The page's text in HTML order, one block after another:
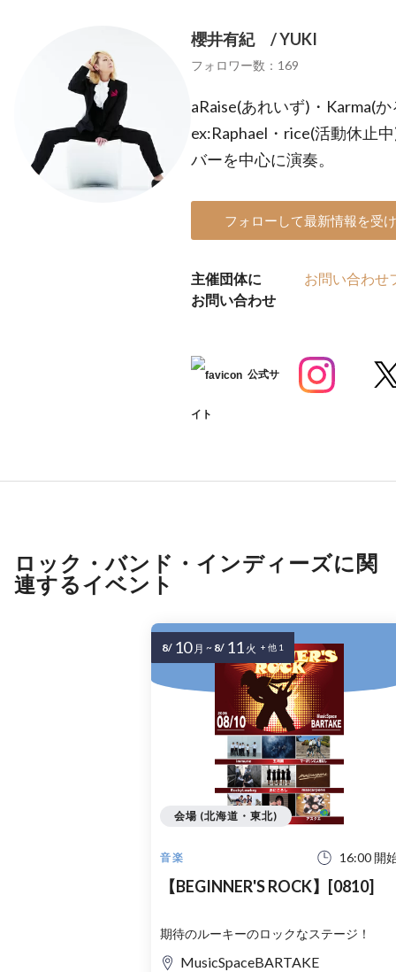
櫻井有紀 / YUKI
フォロワー数：169
aRaise(あれいず)・Karma(
ex:Raphael・rice(活動休止
バーを中心に演奏。
フォローして最新情報を受
主催団体に
お問い合わせ
お問い合わせ
公式サ
イト
ロック・バンド・インディーズに関
連するイベント
音楽 16:00 開
【BEGINNER'S ROCK】[0810]
期待のルーキーのロックなステージ！
MusicSpaceBARTAKE
会場 (北海道・東北)
8/ 10 月 ~ 8/ 11 火 + 他 1